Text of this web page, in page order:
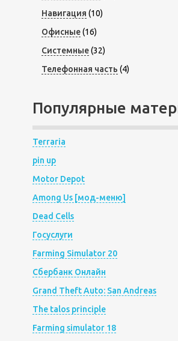
Навигация (10)
Офисные(16)
Системные(32)
Телефонная часть (4)
Популярные
Terraria
pin up
Motor Depot
Among Us [мод-меню]
Dead Cells
Госуслуги
Farming Simulator 20
Сбербанк Онлайн
Grand Theft Auto: San Andreas
The talos principle
Farming simulator 18